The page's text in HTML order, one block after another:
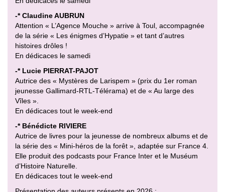
-* Claudine AUBRUN
Attention « L’Agence Mouche » arrive à Toul, accompagnée
de la série « Les énigmes d’Hypatie » et tant d’autres
histoires drôles !
En dédicaces le samedi
-* Lucie PIERRAT-PAJOT
Autrice des « Mystères de Larispem » (prix du 1er roman
jeunesse Gallimard-RTL-Télérama) et de « Au large des
Vîles ».
En dédicaces tout le week-end
-* Bénédicte RIVIERE
Autrice de livres pour la jeunesse de nombreux albums et de
la série des « Mini-héros de la forêt », adaptée sur France 4.
Elle produit des podcasts pour France Inter et le Muséum
d’Histoire Naturelle.
En dédicaces tout le week-end